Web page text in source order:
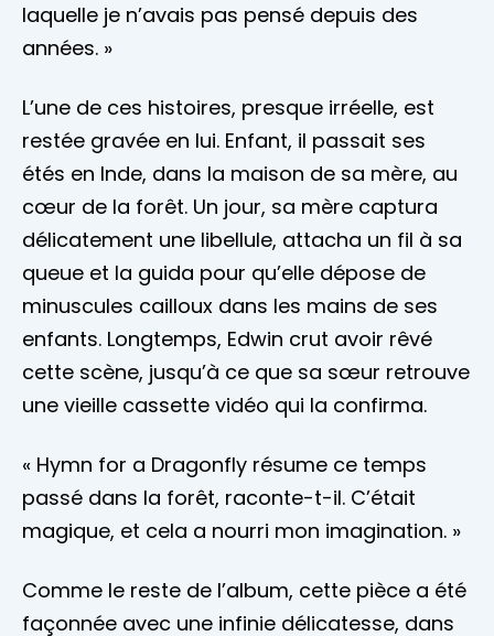
laquelle je n’avais pas pensé depuis des
années. »
L’une de ces histoires, presque irréelle, est
restée gravée en lui. Enfant, il passait ses
étés en Inde, dans la maison de sa mère, au
cœur de la forêt. Un jour, sa mère captura
délicatement une libellule, attacha un fil à sa
queue et la guida pour qu’elle dépose de
minuscules cailloux dans les mains de ses
enfants. Longtemps, Edwin crut avoir rêvé
cette scène, jusqu’à ce que sa sœur retrouve
une vieille cassette vidéo qui la confirma.
« Hymn for a Dragonfly résume ce temps
passé dans la forêt, raconte-t-il. C’était
magique, et cela a nourri mon imagination. »
Comme le reste de l’album, cette pièce a été
façonnée avec une infinie délicatesse, dans